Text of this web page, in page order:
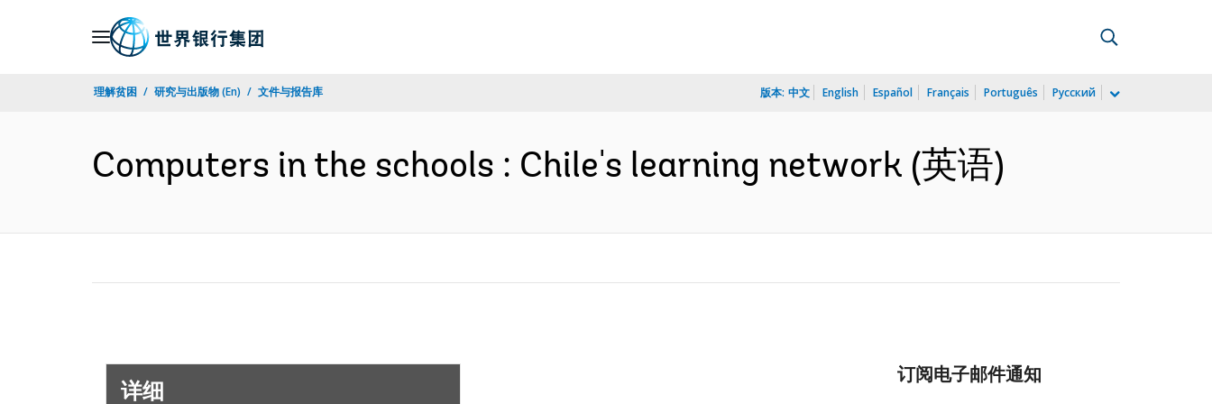
理解贫困 研究与出版物 (En) 文件与报告库 版本: 中文 English Español Français Português Русский
Computers in the schools : Chile's learning network (英语)
详细
订阅电子邮件通知